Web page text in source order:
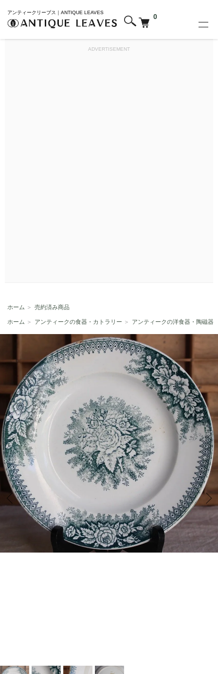
アンティークリーブス｜ANTIQUE LEAVES
0
ADVERTISEMENT
ホーム ＞ 売約済み商品
ホーム ＞ アンティークの食器・カトラリー ＞ アンティークの洋食器・陶磁器